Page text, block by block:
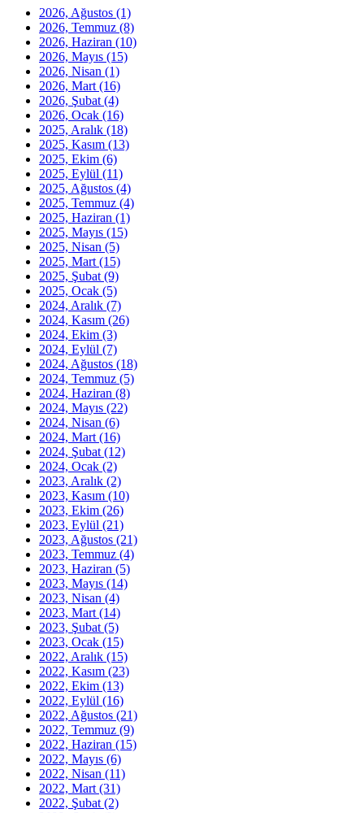
2026, Ağustos (1)
2026, Temmuz (8)
2026, Haziran (10)
2026, Mayıs (15)
2026, Nisan (1)
2026, Mart (16)
2026, Şubat (4)
2026, Ocak (16)
2025, Aralık (18)
2025, Kasım (13)
2025, Ekim (6)
2025, Eylül (11)
2025, Ağustos (4)
2025, Temmuz (4)
2025, Haziran (1)
2025, Mayıs (15)
2025, Nisan (5)
2025, Mart (15)
2025, Şubat (9)
2025, Ocak (5)
2024, Aralık (7)
2024, Kasım (26)
2024, Ekim (3)
2024, Eylül (7)
2024, Ağustos (18)
2024, Temmuz (5)
2024, Haziran (8)
2024, Mayıs (22)
2024, Nisan (6)
2024, Mart (16)
2024, Şubat (12)
2024, Ocak (2)
2023, Aralık (2)
2023, Kasım (10)
2023, Ekim (26)
2023, Eylül (21)
2023, Ağustos (21)
2023, Temmuz (4)
2023, Haziran (5)
2023, Mayıs (14)
2023, Nisan (4)
2023, Mart (14)
2023, Şubat (5)
2023, Ocak (15)
2022, Aralık (15)
2022, Kasım (23)
2022, Ekim (13)
2022, Eylül (16)
2022, Ağustos (21)
2022, Temmuz (9)
2022, Haziran (15)
2022, Mayıs (6)
2022, Nisan (11)
2022, Mart (31)
2022, Şubat (2)